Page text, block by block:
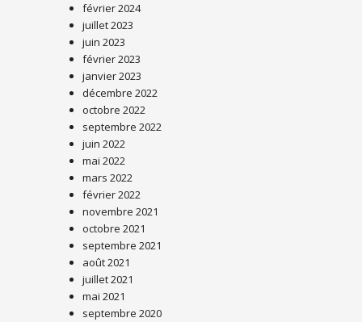
février 2024
juillet 2023
juin 2023
février 2023
janvier 2023
décembre 2022
octobre 2022
septembre 2022
juin 2022
mai 2022
mars 2022
février 2022
novembre 2021
octobre 2021
septembre 2021
août 2021
juillet 2021
mai 2021
septembre 2020